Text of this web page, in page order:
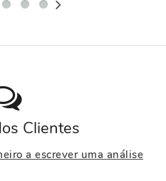
Clientes
a escrever uma análise